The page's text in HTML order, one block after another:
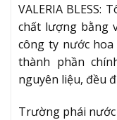
VALERIA
chất lượng bằng
công ty nước hoa
thành phần
nguyên liệu, đều
Trường phái nước